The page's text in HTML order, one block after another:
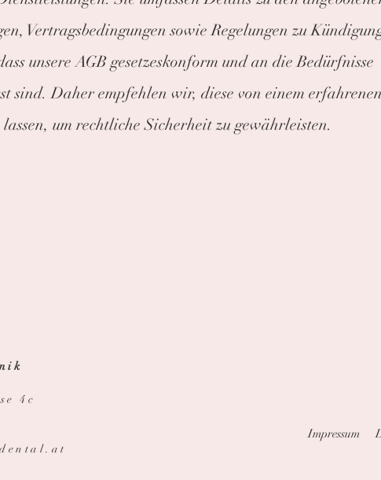
Vertragsbedingungen sowie Regelungen zu
unsere AGB gesetzeskonform und an die Bedürfnisse
sind. Daher empfehlen wir, diese von einem erfahrenen
um rechtliche Sicherheit zu gewährleisten.
4c
Impressum